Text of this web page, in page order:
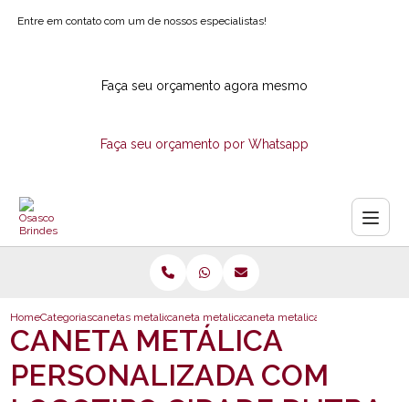
Entre em contato com um de nossos especialistas!
Faça seu orçamento agora mesmo
Faça seu orçamento por Whatsapp
HomeCategoriascanetas metalicascaneta metalica personalizada com logotipo
caneta metalica personalizada
CANETA METÁLICA
PERSONALIZADA COM